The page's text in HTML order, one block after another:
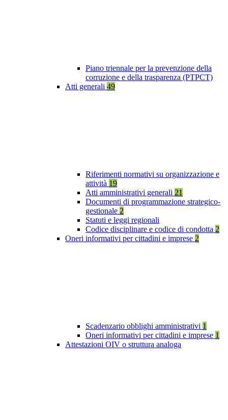
Piano triennale per la prevenzione della
corruzione e della trasparenza (PTPCT)
Atti generali 49
Riferimenti normativi su organizzazione e
attività 19
Atti amministrativi generali 21
Documenti di programmazione strategico-
gestionale 2
Statuti e leggi regionali
Codice disciplinare e codice di condotta 2
Oneri informativi per cittadini e imprese 2
Scadenzario obblighi amministrativi 1
Oneri informativi per cittadini e imprese 1
Attestazioni OIV o struttura analoga